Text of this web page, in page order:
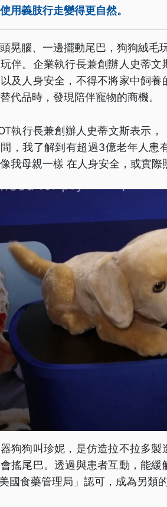
用義肢行走變得更自然。
晃腦、一邊擺動尾巴，狗狗絨毛
伴。企業執行長兼創辦人史蒂
及人身安全，不得不將家中飼
代品時，發現陪伴寵物的商機。
執行長兼創辦人史蒂文斯表示
，我了解到有超過3億老年人患
我母親一樣 在人身安全，或實際
狗狗叫珍妮，是仿造拉不拉多製
搖尾巴。透過與患者互動，能
國食藥管理局」認可，成為另類